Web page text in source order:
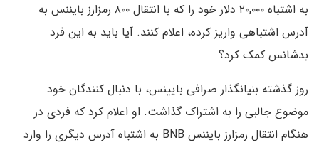
به اشتباه ۲۰,۰۰۰ دلار خود را که با انتقال ۸۰۰ رمزارز بایننس به
آدرس اشتباهی واریز کرده، اعلام کنند. آیا باید به این فرد
بدشانس کمک کرد؟
روز گذشته بنیانگذار صرافی بایینس، با دنبال کنندگان خود
موضوع جالبی را به اشتراک گذاشت. او اعلام کرد که فردی در
هنگام انتقال رمزارز بایننس BNB به اشتباه
آدرس دیگری را وارد